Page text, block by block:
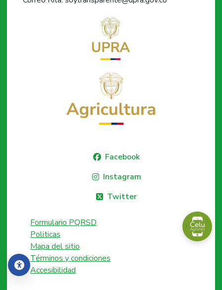
Accesibilidad
Facebook
Instagram
Twitter
Formulario PQRSD
Politicas
Mapa del sitio
Términos y condiciones
Accesibilidad